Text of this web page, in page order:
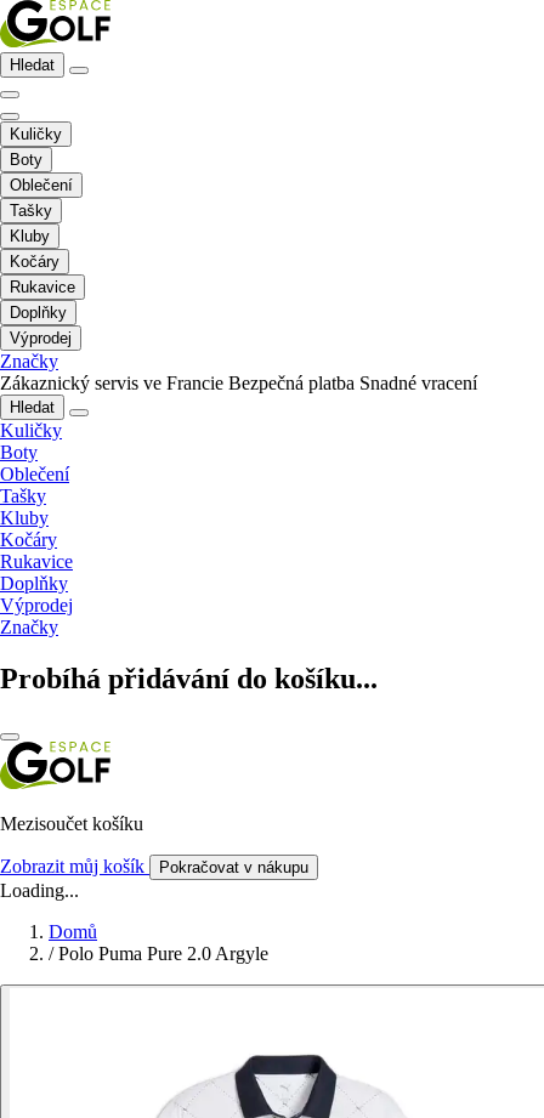
Hledat
Kuličky
Boty
Oblečení
Tašky
Kluby
Kočáry
Rukavice
Doplňky
Výprodej
Značky
Zákaznický servis ve Francie Bezpečná platba Snadné vracení
Hledat
Kuličky
Boty
Oblečení
Tašky
Kluby
Kočáry
Rukavice
Doplňky
Výprodej
Značky
Probíhá přidávání do košíku...
Mezisoučet košíku
Zobrazit můj košík Pokračovat v nákupu
Loading...
Domů
/ Polo Puma Pure 2.0 Argyle